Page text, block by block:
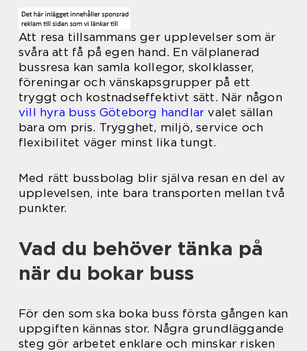
Att resa tillsammans ger upplevelser som är
svåra att få på egen hand. En välplanerad
bussresa kan samla kollegor, skolklasser,
föreningar och vänskapsgrupper på ett
tryggt och kostnadseffektivt sätt. När någon
vill hyra buss Göteborg handlar valet sällan
bara om pris. Trygghet, miljö, service och
flexibilitet väger minst lika tungt.
Med rätt bussbolag blir själva resan en del av
upplevelsen, inte bara transporten mellan två
punkter.
Vad du behöver tänka på
när du bokar buss
För den som ska boka buss första gången kan
uppgiften kännas stor. Några grundläggande
steg gör arbetet enklare och minskar risken